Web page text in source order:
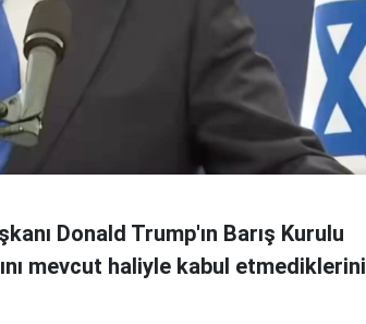
Donald Trump'ın Barış Kurulu
mevcut haliyle kabul etmediklerini